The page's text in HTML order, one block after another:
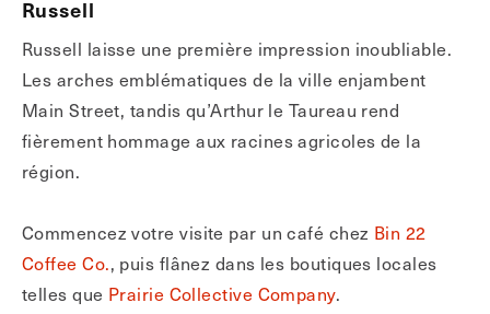
Russell
Russell laisse une première impression inoubliable.
Les arches emblématiques de la ville enjambent
Main Street, tandis qu’Arthur le Taureau rend
fièrement hommage aux racines agricoles de la
région.
Commencez votre visite par un café chez Bin 22
Coffee Co., puis flânez dans les boutiques locales
telles que Prairie Collective Company.